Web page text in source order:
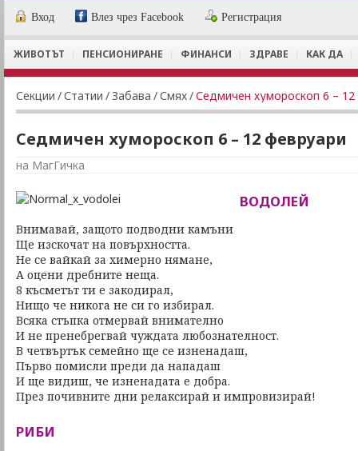
Вход Влез чрез Facebook Регистрация
ЖИВОТЪТ ПЕНСИОНИРАНЕ ФИНАНСИ ЗДРАВЕ КАК ДА
Секции /Статии / Забава /Смях/Седмичен хумороскоп 6 –
Седмичен хумороскоп 6 – 12 февруари
на МагГичка
ВОДОЛЕЙ
Внимавай, защото подводни камъни
Ще изскочат на повърхността.
Не се вайкай за химерно нямане,
А оцени дребните неща.
8 късметът ти е закодирал,
Нищо че никога не си го избирал.
Всяка стъпка отмервай внимателно
И не пренебрегвай чуждата любознателност.
В четвъртък семейно ще се изненадаш,
Първо помисли преди да нападаш
И ще видиш, че изненадата е добра.
През почивните дни релаксирай и импровизирай!
РИБИ